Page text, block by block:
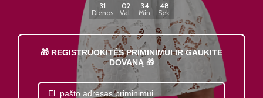
31
Dienos
02
Val.
34
Min.
48
Sek.
🎁 REGISTRUOKITĖS PRIMINIMUI IR GAUKITE
DOVANĄ 🎁